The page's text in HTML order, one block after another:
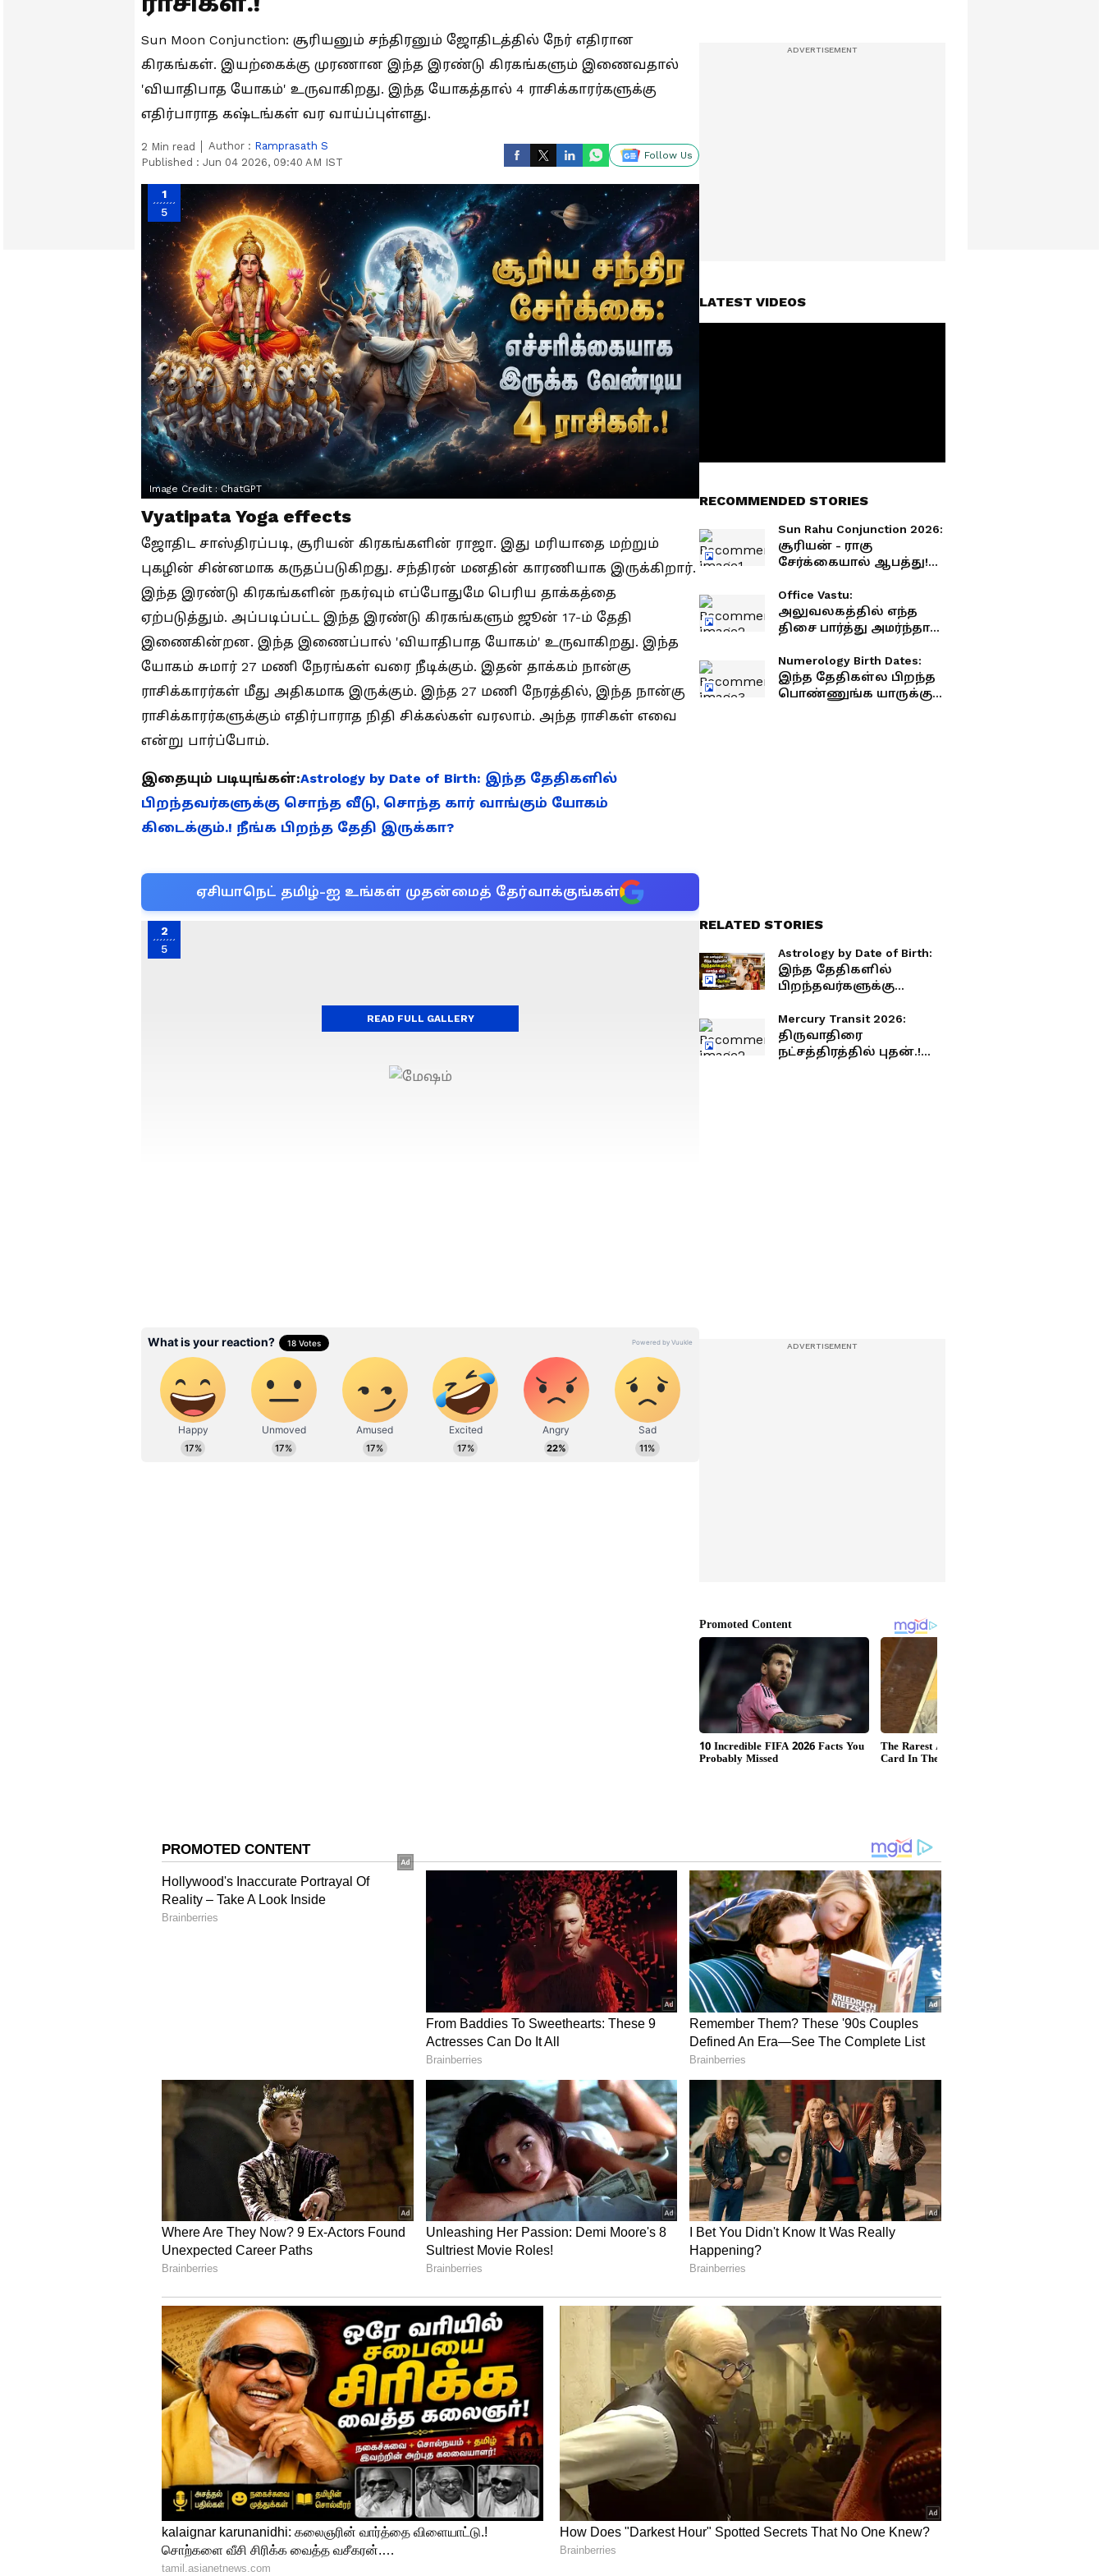
Sun Moon Conjunction: சூரியனும் சந்திரனும் ஜோதிடத்தில் நேர் எதிரான
கிரகங்கள். இயற்கைக்கு முரணான இந்த இரண்டு கிரகங்களும் இணைவதால்
'வியாதிபாத யோகம்' உருவாகிறது. இந்த யோகத்தால் 4 ராசிக்காரர்களுக்கு
எதிர்பாராத கஷ்டங்கள் வர வாய்ப்புள்ளது.
2 Min read Author : Ramprasath S
Published : Jun 04 2026, 09:40 AM IST
Follow Us
1
5
Image Credit : ChatGPT
Vyatipata Yoga effects
ஜோதிட சாஸ்திரப்படி, சூரியன் கிரகங்களின் ராஜா. இது மரியாதை மற்றும்
புகழின் சின்னமாக கருதப்படுகிறது. சந்திரன் மனதின் காரணியாக இருக்கிறார்.
இந்த இரண்டு கிரகங்களின் நகர்வும் எப்போதுமே பெரிய தாக்கத்தை
ஏற்படுத்தும். அப்படிப்பட்ட இந்த இரண்டு கிரகங்களும் ஜூன் 17-ம் தேதி
இணைகின்றன. இந்த இணைப்பால் 'வியாதிபாத யோகம்' உருவாகிறது. இந்த
யோகம் சுமார் 27 மணி நேரங்கள் வரை நீடிக்கும். இதன் தாக்கம் நான்கு
ராசிக்காரர்கள் மீது அதிகமாக இருக்கும். இந்த 27 மணி நேரத்தில், இந்த நான்கு
ராசிக்காரர்களுக்கும் எதிர்பாராத நிதி சிக்கல்கள் வரலாம். அந்த ராசிகள் எவை
என்று பார்ப்போம்.
இதையும் படியுங்கள்:Astrology by Date of Birth: இந்த தேதிகளில்
பிறந்தவர்களுக்கு சொந்த வீடு, சொந்த கார் வாங்கும் யோகம்
கிடைக்கும்.! நீங்க பிறந்த தேதி இருக்கா?
ஏசியாநெட் தமிழ்-ஐ உங்கள் முதன்மைத் தேர்வாக்குங்கள்
2
5
இதனால் மனக்கசப்பு உண்டாகும். இந்த நேரத்தில் எவ்வளவு உழைத்தாலும்
உரிய அங்கீகாரம் கிடைக்காது. பாராட்டுக்குப் பதில் விமர்சனங்களைச் சந்திக்க
நேரிடலாம். பண விஷயங்களில் மிகவும் கவனமாக இருக்க வேண்டும்.
இல்லையென்றால், மற்றவர்களால் ஏமாற்றப்படும் அபாயம் உள்ளது.
Image Credit :Asianet News
கன்னி
கன்னி ராசிக்காரர்களுக்கு இந்த வியாதிபாத யோகம், எதிர்பாராத
கஷ்டங்களையும் பிரச்சனைகளையும் கொண்டு வரலாம். எடுக்கும் ஒவ்வொரு
அடியிலும் தடைகள் அதிகமாக இருக்கும். அதனால், இந்த நேரத்தில்
அவசரப்பட்டு எந்த முடிவும் எடுக்க வேண்டாம். யாரிடமும் வாக்குவாதத்தில்
ஈடுபடாமல் இருப்பது நல்லது. எல்லா விஷயத்திலும் கவனமாக இருங்கள்.
இதையும் படியுங்கள்:Tripushkara Yoga: ஜூன் 16-க்கு பிறகு இந்த 4
ராசிகளுக்கு பண மழை.! அதிர்ஷ்டம் கதவைத் தட்டும்.!
READ FULL GALLERY
LATEST VIDEOS
RECOMMENDED STORIES
Sun Rahu Conjunction 2026:
சூரியன் - ராகு
சேர்க்கையால் ஆபத்து!
ரொம்பவே எச்சரிக்கையா
இருக்கணும்!
Office Vastu:
அலுவலகத்தில் எந்த
திசை பார்த்து அமர்ந்தால்
வாஸ்து கூறும் விளக்கம்!
Numerology Birth Dates:
இந்த தேதிகள்ல பிறந்த
பொண்ணுங்க யாருக்கும்
RELATED STORIES
Astrology by Date of Birth:
இந்த தேதிகளில்
பிறந்தவர்களுக்கு
வாங்கும் யோகம்
கிடைக்கும்.! நீங்க பிறந்த
தேதி இருக்கா?
Mercury Transit 2026:
திருவாதிரை
நட்சத்திரத்தில் புதன்.!